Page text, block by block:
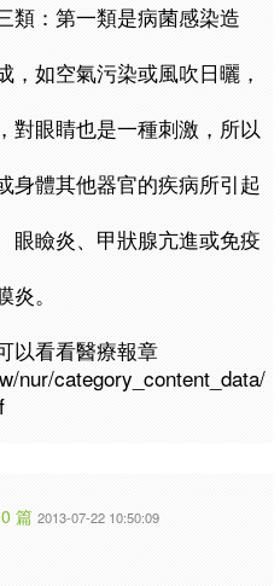
類：第一類是病菌感染造
如空氣污染或風吹日曬，
對眼睛也是一種刺激，所以
身體其他器官的疾病所引起
眼瞼炎、甲狀腺亢進或免疫
。
以看看醫療報章
nur/category_content_data/
篇 2013-07-22 10:50:09